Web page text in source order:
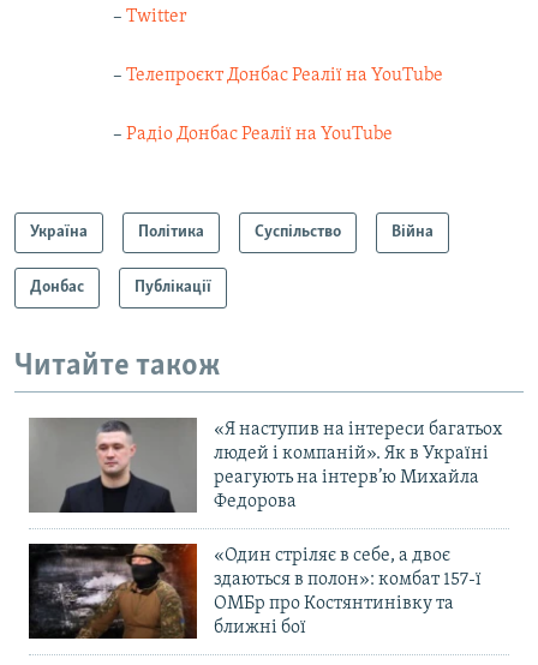
– Twitter
– Телепроєкт Донбас Реалії на YouTube
– Радіо Донбас Реалії на YouTube
Україна Політика Суспільство Війна
Донбас Публікації
Читайте також
«Я наступив на інтереси багатьох
людей і компаній». Як в Україні
реагують на інтерв’ю Михайла
Федорова
«Один стріляє в себе, а двоє
здаються в полон»: комбат 157-ї
ОМБр про Костянтинівку та
ближні бої